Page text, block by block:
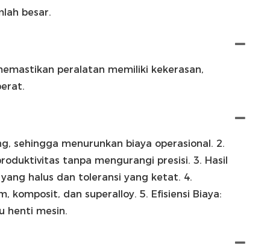
besar.
peralatan memiliki kekerasan,
sehingga menurunkan biaya operasional. 2.
tanpa mengurangi presisi. 3. Hasil
halus dan toleransi yang ketat. 4.
komposit, dan superalloy. 5. Efisiensi Biaya:
henti mesin.